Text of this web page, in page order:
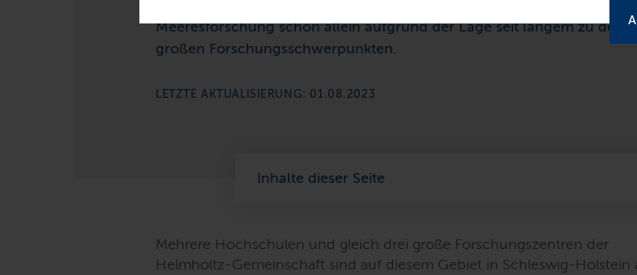
Meeresforschung schon allein aufgrund der Lage seit langem zu den
großen Forschungsschwerpunkten.
LETZTE AKTUALISIERUNG: 01.08.2023
Inhalte dieser Seite
Mehrere Hochschulen und gleich drei große Forschungszentren der
Helmholtz-Gemeinschaft sind auf diesem Gebiet in Schleswig-Holstein